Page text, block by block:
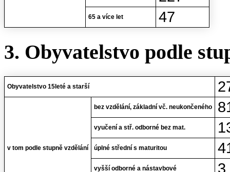
65 a více let 47
3. Obyvatelstvo podle
Obyvatelstvo 15leté a starší
v tom podle stupně vzdělání
bez vzdělání, základní vč. neukončeného
vyučení a stř. odborné bez mat.
úplné střední s maturitou
vyšší odborné a nástavbové 3